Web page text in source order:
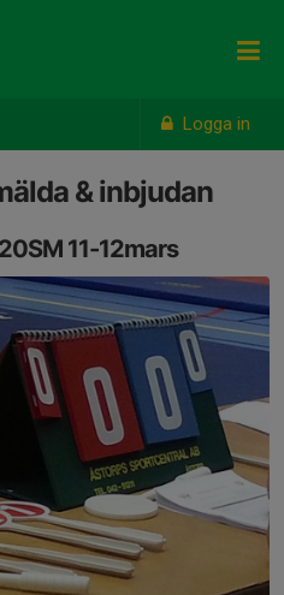
Logga in
& inbjudan
11-12mars